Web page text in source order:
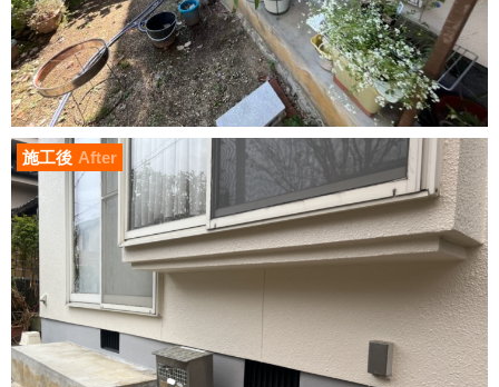
施工後 After